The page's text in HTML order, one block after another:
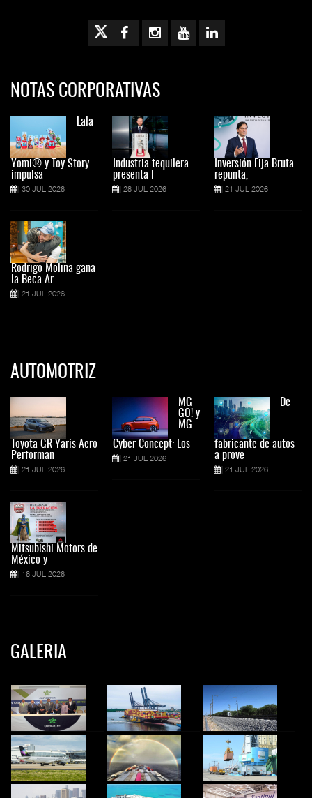
NOTAS CORPORATIVAS
Lala
Yomi® y Toy Story
impulsa
30 JUL 2026
Rodrigo Molina gana
la Beca Ar
21 JUL 2026
Industria tequilera
presenta l
28 JUL 2026
Inversión Fija Bruta
repunta,
21 JUL 2026
AUTOMOTRIZ
Toyota GR Yaris Aero
Performan
21 JUL 2026
Mitsubishi Motors de
México y
16 JUL 2026
MG
GO! y
MG
Cyber Concept: Los
21 JUL 2026
De
fabricante de autos
a prove
21 JUL 2026
GALERIA